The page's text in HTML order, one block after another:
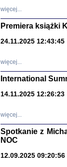
więcej...
Premiera książki
24.11.2025 12:43:45
więcej...
International
14.11.2025 12:26:23
więcej...
Spotkanie z
NOC
12.09.2025 09:20:56